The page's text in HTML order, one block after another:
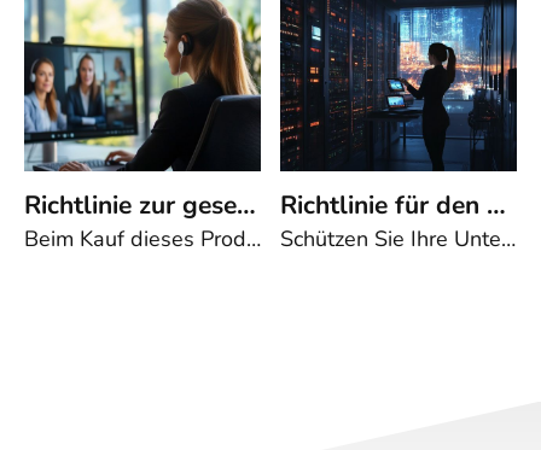
Richtlinie zur gesetzeskonformen Nutzung der Transkriptionsfunktion in Google Meet (2025) | 00058
Beim Kauf dieses Produkts erhalten Sie das gesamte Richtlinien-Package zur datenschutzkonformen Nutzung der Transkriptionsfunktion in Google Meet. Enthalten sind die ausformulierte Richtlinie sowie alle zugehörigen Anlagen wie Mustereinwilligung, Moderatoren-Checkliste, Löschfristenmatrix, Verarbeitungstätigkeit, Meldeformular u. v. m.Rechtssichere Nutzung der Transkriptionsfunktion in Google MeetErfüllen Sie Datenschutz- und Compliance-Anforderungen mit einer klar strukturierten Richtlinie! Warum diese Richtlinie wichtig istDie automatische Transkription in Google Meet kann die Dokumentation von Besprechungen erheblich erleichtern. Doch dabei sind Datenschutz, Informationssicherheit und Compliance essenziell. Diese Richtlinie stellt sicher, dass alle rechtlichen Vorgaben, insbesondere aus DSGVO, BDSG, ISO 27001, NIS2 und dem AI Act, eingehalten werden. Ihre Vorteile auf einen Blick Rechtskonformität sicherstellen – Schutz personenbezogener Daten und Erfüllung gesetzlicher Anforderungen Klare Prozesse und Verantwortlichkeiten – Strukturierte Vorgaben für alle Beteiligten von Mitarbeitenden bis zur IT-Abteilung Datenschutz-Folgenabschätzung (DSFA) – Hinweis auf relevante Bewertungskriterien Technische und organisatorische Maßnahmen – Kontrolle über Zugriff, Speicherung und Löschung von Transkripten Vermeidung von Compliance-Verstößen – Reduzierung rechtlicher Risiken und potenzieller Sanktionen Vertragliche Regelungen für externe Partner – Verpflichtung Dritter zur Einhaltung der Richtlinie Schulungs- und Sensibilisierungsmaßnahmen – Regelmäßige Fortbildungen für alle Nutzer der Transkriptionsfunktion Eskalationsmechanismen bei Verstoßen – Klare Regelungen zur Ahndung von Missbrauch Inhalte der Richtlinie Ziele und Anwendungsbereich – Wer ist betroffen, welche Systeme sind involviert? Rollen und Verantwortlichkeiten – Wer ist für Datenschutz, IT-Sicherheit und Compliance zuständig? Rechtliche Grundlagen – DSGVO, KI-Verordnung (AI Act) und branchenspezifische Vorgaben Nutzungsgrundsätze – Transparenz, Einwilligungen, Zugriffskontrolle Prozesse zur sicheren Nutzung – Von der Planung bis zur Löschung Risikomanagement und Schutzmaßnahmen – Technische und organisatorische Vorkehrungen Notfallmanagement und Eskalation – Was tun bei Sicherheitsvorfällen? Schulungen und Sensibilisierung – Pflichttrainings für alle Nutzer Regelmäßige Überprüfung und Aktualisierung – Anpassung an neue rechtliche Entwicklungen Auf Wunsch: Die Transkriptions-Richtlinie in der ausführlichen Langfassung Beim Kauf erhalten Sie die kompakte Richtlinie zur gesetzeskonformen Nutzung der Transkriptionsfunktion in Google Meet zum Download. Sie benötigen die Richtlinie in der ausführlichen Fassung? Nach dem Erwerb der Kurzfassung stellen wir sie Ihnen gerne kostenlos zur Verfügung – melden Sie sich bei uns! 🔹 Kompakte Richtlinie – Die Kurzfassung ist prägnant und auf das Wesentliche konzentriert. Perfekt für Unternehmen, die klare Vorgaben ohne umfangreiche Details benötigen. 🔹 Ausführliche Richtlinie – Die Langfassung enthält detaillierte Vorgaben mit umfangreichen Erläuterungen, Praxisbeispielen und konkreten Maßnahmen. Ideal für Unternehmen, die umfassend und möglichst rechtssicher regeln wollen. All-in-One-Angebot: Kostenloser Download aller zugehörigen Anlagen auf Deutsch und EnglischBeim Kauf dieser Richtlinie erhalten Sie nicht nur den ausformulierten Haupttext zur datenschutzkonformen Nutzung der Transkriptionsfunktion in Google Meet, sondern zusätzlich alle zugehörigen Anlagen als kostenlosen Download. Das Richtlinien-Package unterstützt Sie dabei, den Transkriptionsprozess rechtlich, technisch und organisatorisch korrekt umzusetzen – von der Einwilligung der Teilnehmenden bis zur regelmäßigen Evaluation. Die Vorlagen sind direkt einsetzbar und helfen Ihnen, interne Abläufe effizient zu gestalten und datenschutzkonform zu dokumentieren. Muster-Einwilligungserklärung zur Transkription (Opt-in) → Für die vorherige Zustimmung der Teilnehmenden zur Transkription mit Tool-Nennung („Google Meet“) und Zweckangabe (z. B. Protokollierung, Barrierefreiheit).Transparenzinformation für Teilnehmende → Enthält alle Pflichtinformationen nach Art. 13 DSGVO zur Nutzung der Transkription in Google Meet, inkl. Speicherort (z. B. Google Drive), Speicherdauer, Rechte der Betroffenen.Checkliste für Moderatorinnen und Moderatoren vor Nutzung der Transkription → Angepasst auf Google Meet: z. B. Sichtbarkeit der Transkription, Hinweise bei Start, Umgang mit Teilnehmenden ohne Einwilligung.Dokumentationsvorlage für Einwilligungen → Erfassungsbogen oder Tabelle (z. B. in Google Sheets) zur strukturierten Dokumentation, wer wann eingewilligt hat (auch Screenshot-Option).Risikobewertungsvorlage nach DSGVO und ISO 27001 → Einschätzung möglicher Risiken bei Verarbeitung über Google-Meet-Transkriptionen, mit technischen und organisatorischen Maßnahmen (TOMs).Aufbewahrungs- und Löschfristenmatrix → Übersicht über die zulässigen Fristen für Transkripte, Einwilligungen und Protokolle (z. B. Transkripte max. 5 Werktage, Einwilligung mind. 12 Monate dokumentiert).Vorlage zur Protokollauswertung und Berechtigungsfreigabe → Regelung, wer Transkripte auswerten darf, wie Protokolle erstellt und freigegeben werden – Google-Drive-Ordnerstruktur berücksichtigen.Verzeichnis der Verarbeitungstätigkeit (VVT) → Vorlage nach Art. 30 DSGVO mit Bezug auf „Transkription in Google Meet“ als Verarbeitungsvorgang.Meldeformular bei Datenschutzverletzung → Standardformular zur internen Meldung an DSB, ISB oder IT – z. B. bei unbeabsichtigter Transkription ohne Einwilligung.Technische Hinweise für Administratoren zur Transkription in Google Meet (neu, ersetzt frühere MS-Teams-Version) → Enthält: Aktivierung/Deaktivierung der Transkriptionsfunktion, Admin-Konsole-Einstellungen, Speicherorte prüfen, Zugriffsbeschränkungen, Protokollierung der Nutzung.Auszug aus der KI-Verordnung / dem AI Act – Relevanzprüfung KI-gestützter Funktionen → Einordnung, ob Funktionen wie automatische Zusammenfassungen oder Sentiment-Analysen in Google Meet als KI-Anwendungen gelten und ob sie unter Risikostufen fallen.Eskalationsmatrix für Verstöße → Übersicht zu abgestuften Maßnahmen bei internen und externen Verstößen gegen die Richtlinie (Gespräch, Ermahnung, Vertragsstrafen etc.).Vorlage zur Evaluation und Weiterentwicklung des Transkriptionsprozesses → Zur regelmäßigen Überprüfung der Wirksamkeit, Rechtssicherheit und Praktikabilität des Transkriptionsprozesses in Google Meet inklusive Prüffeldern, Evaluationszeitpunkten, Maßnahmenableitung und Dokumentation.Technische und organisatorische Besonderheiten bei der Transkription in Google Meet → Praktische Hinweise für den Umgang mit Meet-spezifischen Funktionen wie Sichtbarkeit der Transkription für Teilnehmende, Speicherorte und Protokollierung der Transkriptionsnutzung in der Admin-Konsole. Fazit zur Transkriptions-Richtlinie für Google Meet Mit dieser Richtlinie und den dazugehörigen Anlagen schaffen Sie eine klare Grundlage für die datenschutzkonforme Nutzung der Transkriptionsfunktion in Google Meet. Sie minimieren rechtliche und organisatorische Risiken, stärken den Schutz personenbezogener Daten und sorgen für transparente Abläufe in Ihrem Unternehmen. Durch die praxisnahen Vorlagen und Checklisten erhalten Sie alle Werkzeuge an die Hand, um Ihre internen Prozesse rechtssicher, effizient und nachvollziehbar zu gestalten.Format: Word-Dokument (.docx) Umfang: ca. 4 Seiten (Richtlinie) + Richtlinien-Package inkl. Anlagen
Richtlinie für den sicheren Betrieb von Fileservern (2025) | 00056
Schützen Sie Ihre Unternehmensdaten mit klaren Vorgaben und bewährten SicherheitsmaßnahmenFileserver sind ein zentraler Bestandteil der IT-Infrastruktur und speichern geschäftskritische Daten, die jederzeit vor unbefugtem Zugriff, Verlust und Cyberangriffen geschützt sein müssen. Unsere Richtlinie für den sicheren Betrieb von Fileservern bietet Unternehmen eine umfassende Grundlage, um Sicherheitsrisiken zu minimieren und die gesetzlichen sowie normativen Anforderungen einzuhalten. Sie entspricht den Vorgaben der DIN ISO 9001, ISO/IEC 27001, NIS2-Richtlinie sowie der KI-Verordnung und hilft Ihnen, Ihre IT-Sicherheit nachhaltig zu stärken. Warum diese Richtlinie unverzichtbar ist Ohne eine verbindliche Regelung für den sicheren Betrieb von Fileservern entstehen erhebliche Risiken: Datenverluste durch ungesicherte oder unverschlüsselte BackupsUnbefugte Zugriffe aufgrund unkontrollierter BerechtigungenCyberangriffe durch unsichere Konfigurationen und fehlende SchutzmechanismenReputationsverlust und rechtliche Konsequenzen durch Verstöße gegen Datenschutz- und Sicherheitsvorgaben Mit dieser Richtlinie setzen Sie klare Sicherheitsvorgaben und verhindern diese Risiken systematisch. Sie definiert technische und organisatorische Maßnahmen, um die Fileserver Ihrer Organisation effektiv zu schützen. Ihre Vorteile auf einen Blick: Maximale Sicherheit: Klare Regeln für Zugriffskontrollen, Verschlüsselung und Malware-SchutzRechtliche Absicherung: Erfüllt die Anforderungen der DSGVO, NIS2 und ISO 27001Effiziente IT-Verwaltung: Standardisierte Prozesse für den sicheren Betrieb von FileservernNachweisbare Compliance: Dokumentierte Sicherheitsmaßnahmen zur RisikominimierungFlexible Anpassung: Leicht individualisierbares Word-Dokument zur Integration in bestehende IT-Richtlinien Zentrale Inhalte der Richtlinie: Unsere Richtlinie umfasst alle relevanten Aspekte eines sicheren Fileserver-Betriebs: Zugriffskontrollen & Authentifizierung: Minimale Berechtigungsvergabe, regelmäßige Rechteprüfungen, verpflichtende Zwei-Faktor-Authentifizierung für AdministratorenDatenverschlüsselung & Übertragungssicherheit: Schutz gespeicherter Daten durch aktuelle Verschlüsselungstechniken, sichere Verbindung über VPNSchutz vor Malware & Cyberangriffen: Endpoint-Security-Lösungen, regelmäßige Sicherheitsupdates und automatische Malware-ScansProtokollierung & Überwachung: Lückenlose Aufzeichnung von Zugriffen und Änderungen, regelmäßige Analyse von Log-DatenBackup- & Wiederherstellungsstrategien: Verschlüsselte Backups, regelmäßige Tests der WiederherstellungsprozesseSicherer Zugriff mit Mobilgeräten: Nur autorisierte Geräte, klare Vorgaben zur Nutzung und AbsicherungReaktion auf Sicherheitsvorfälle: Eskalations- und Meldeverfahren, Einhaltung der DSGVO-MeldepflichtSchulung & Sensibilisierung: Regelmäßige Trainings für Mitarbeitende zu sicheren IT-Praktiken Arbeiten Sie sicher und regelkonform Mit dieser Richtlinie erhalten Sie eine praxisnahe, sofort anwendbare Lösung für den sicheren Betrieb Ihrer Fileserver. Sie minimiert Risiken, optimiert Ihre IT-Sicherheitsprozesse und schützt Ihr Unternehmen vor wirtschaftlichen und rechtlichen Folgen.Laden Sie die Richtlinie jetzt herunter und setzen Sie auf eine sichere und zuverlässige IT-Infrastruktur.Gerne bieten wir Ihnen professionelle Beratung zur individuellen Anpassung der Richtlinie an die spezifischen Anforderungen Ihres Unternehmens.Format: Word-Dokument (.docx) Umfang: ca. 2,5 Seiten